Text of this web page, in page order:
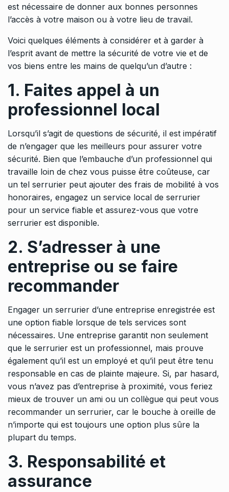
est nécessaire de donner aux bonnes personnes
l’accès à votre maison ou à votre lieu de travail.
Voici quelques éléments à considérer et à garder à
l’esprit avant de mettre la sécurité de votre vie et de
vos biens entre les mains de quelqu’un d’autre :
1. Faites appel à un
professionnel local
Lorsqu’il s’agit de questions de sécurité, il est impératif
de n’engager que les meilleurs pour assurer votre
sécurité. Bien que l’embauche d’un professionnel qui
travaille loin de chez vous puisse être coûteuse, car
un tel serrurier peut ajouter des frais de mobilité à vos
honoraires, engagez un service local de serrurier
pour un service fiable et assurez-vous que votre
serrurier est disponible.
2. S’adresser à une
entreprise ou se faire
recommander
Engager un serrurier d’une entreprise enregistrée est
une option fiable lorsque de tels services sont
nécessaires. Une entreprise garantit non seulement
que le serrurier est un professionnel, mais prouve
également qu’il est un employé et qu’il peut être tenu
responsable en cas de plainte majeure. Si, par hasard,
vous n’avez pas d’entreprise à proximité, vous feriez
mieux de trouver un ami ou un collègue qui peut vous
recommander un serrurier, car le bouche à oreille de
n’importe qui est toujours une option plus sûre la
plupart du temps.
3. Responsabilité et
assurance